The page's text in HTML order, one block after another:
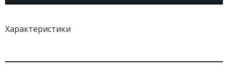
Характеристики